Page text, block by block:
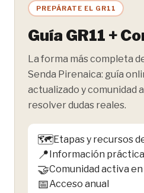
PREPÁRATE EL GR11
Guía GR11 +
La forma más completa
Senda Pirenaica: guía
actualizado y comunidad
resolver dudas reales.
🗺️Etapas y recursos
📍Información
🤝Comunidad activa en
📅Acceso anual